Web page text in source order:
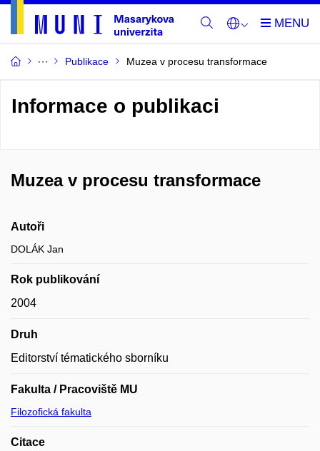
Publikace Muzea v procesu transformace
Informace o publikaci
Muzea v procesu transformace
Autoři
DOLÁK Jan
Rok publikování
2004
Druh
Editorství tématického sborníku
Fakulta / Pracoviště MU
Filozofická fakulta
Citace